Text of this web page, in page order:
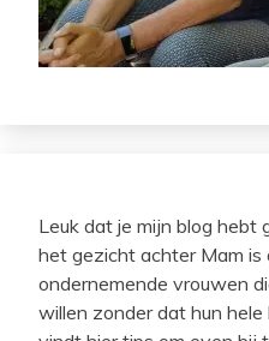
Leuk dat je mijn blog hebt
het gezicht achter Mam is
ondernemende vrouwen
willen zonder dat hun hele